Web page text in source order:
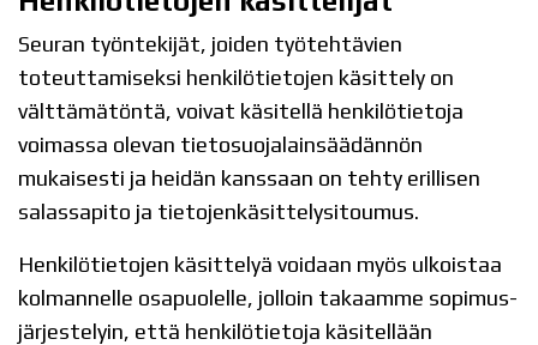
Seuran työntekijät, joiden työtehtävien
toteuttamiseksi henkilötietojen käsittely on
välttämätöntä, voivat käsitellä henkilötietoja
voimassa olevan tietosuojalainsäädännön
mukaisesti ja heidän kanssaan on tehty erillisen
salassapito ja tietojenkäsittelysitoumus.
Henkilötietojen käsittelyä voidaan myös ulkoistaa
kolmannelle osapuolelle, jolloin takaamme sopimus-
järjestelyin, että henkilötietoja käsitellään